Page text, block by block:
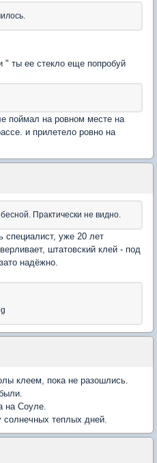
" ты ее стекло еще попробуй
поймал на ровном месте на
и прилетело ровно на
Практически не видно.
специалист, уже 20 лет
штатовский клей - под
надёжно.
клеем, пока не разошлись.
на Соуле.
теплых дней.